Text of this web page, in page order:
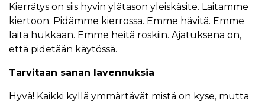
Kierrätys on siis hyvin ylätason yleiskäsite. Laitamme
kiertoon. Pidämme kierrossa. Emme hävitä. Emme
laita hukkaan. Emme heitä roskiin. Ajatuksena on,
että pidetään käytössä.
Tarvitaan sanan lavennuksia
Hyvä! Kaikki kyllä ymmärtävät mistä on kyse, mutta